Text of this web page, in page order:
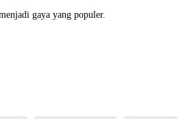
gaya yang populer.